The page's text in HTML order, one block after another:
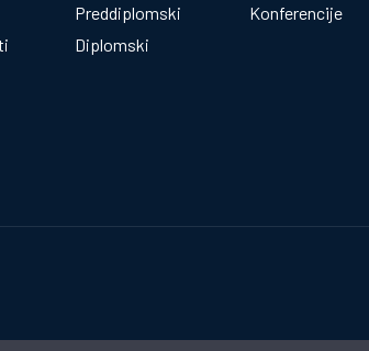
Preddiplomski
Diplomski
Konferencije